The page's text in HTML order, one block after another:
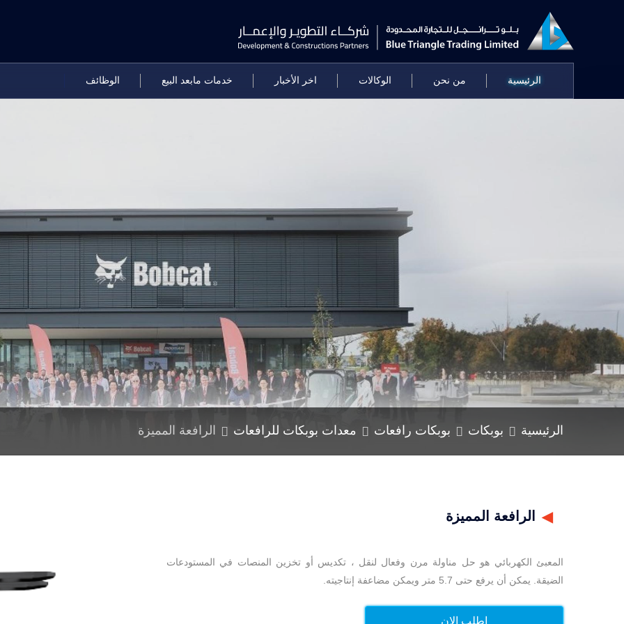
الرئيسية من نحن الوكالات اخر الأخبار خدمات مابعد البيع الوظائف
الرئيسية بوبكات بوبكات رافعات معدات بوبكات للرافعات الرافعة المميزة
◀ الرافعة المميزة
المعبئ الكهربائي هو حل مناولة مرن وفعال لنقل ، تكديس أو تخزين المنصات في المستودعات
الضيقة. يمكن أن يرفع حتى 5.7 متر ويمكن مضاعفة إنتاجيته.
اطلب الان